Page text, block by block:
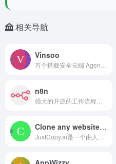
相关导航
Vinsoo
n8n
Clone any website in 5 minutes